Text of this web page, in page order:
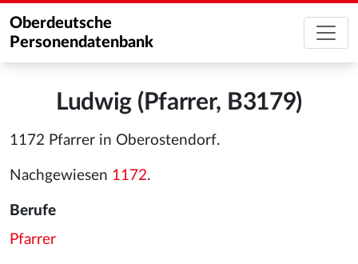
Oberdeutsche
Personendatenbank
Ludwig (Pfarrer, B3179)
1172 Pfarrer in Oberostendorf.
Nachgewiesen 1172.
Berufe
Pfarrer